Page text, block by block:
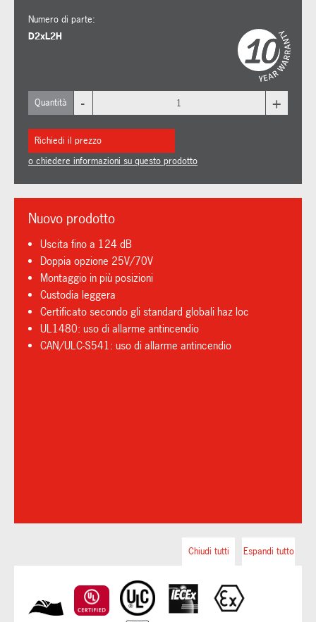
Numero di parte:
D2xL2H
Quantità - +
Richiedi il prezzo
o chiedere informazioni su questo prodotto
Nuovo prodotto
Uscita fino a 124 dB
Doppia opzione 25V/70V
Montaggio in più posizioni
Custodia leggera
Certificato secondo gli standard globali haz loc
UL1480: uso di allarme antincendio
CAN/ULC-S541: uso di allarme antincendio
Espandi tutto
Chiudi tutti